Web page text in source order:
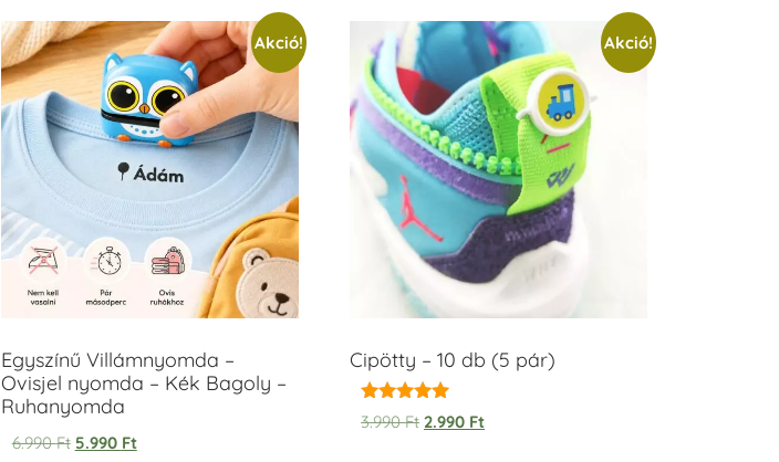
Akció!
Egyszínű Villámnyomda –
Ovisjel nyomda – Kék Bagoly –
Ruhanyomda
6.990Ft 5.990 Ft
Akció!
Cipötty – 10 db (5 pár)
Értékelés:
5.00
3.990Ft 2.990 Ft